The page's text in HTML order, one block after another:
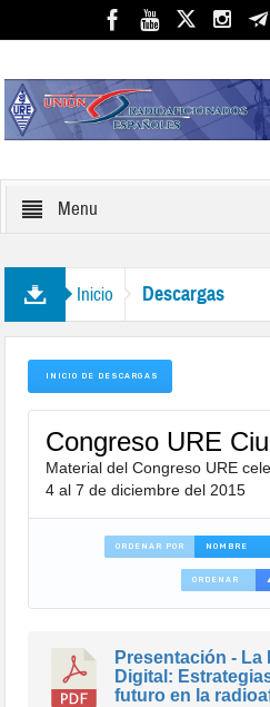
Menu
Inicio Descargas
INICIO DE DESCARGAS
Congreso URE
Material del Congreso URE
4 al 7 de diciembre del 2015
ORDENAR POR NOMBRE
ORDENAR
Presentación - La
Digital:
futuro en la